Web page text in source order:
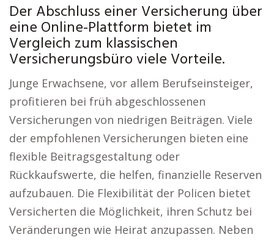
Der Abschluss einer Versicherung über
eine Online-Plattform bietet im
Vergleich zum klassischen
Versicherungsbüro viele Vorteile.
Junge Erwachsene, vor allem Berufseinsteiger,
profitieren bei früh abgeschlossenen
Versicherungen von niedrigen Beiträgen. Viele
der empfohlenen Versicherungen bieten eine
flexible Beitragsgestaltung oder
Rückkaufswerte, die helfen, finanzielle Reserven
aufzubauen. Die Flexibilität der Policen bietet
Versicherten die Möglichkeit, ihren Schutz bei
Veränderungen wie Heirat anzupassen. Neben